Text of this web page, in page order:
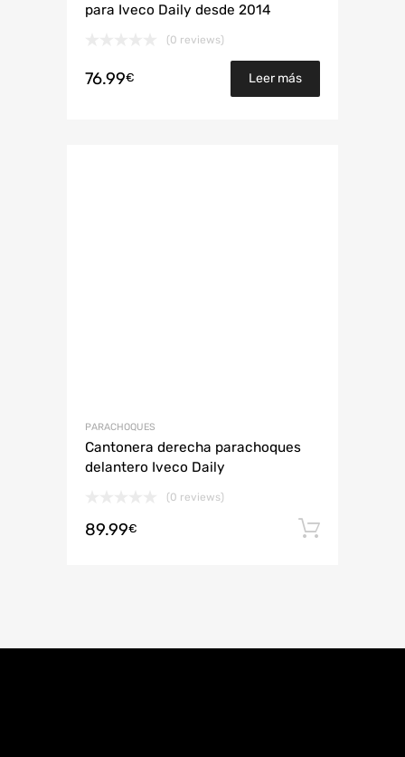
para Iveco Daily desde 2014
(0 reviews)
76.99€ Leer más
PARACHOQUES
Cantonera derecha parachoques
delantero Iveco Daily
(0 reviews)
89.99€